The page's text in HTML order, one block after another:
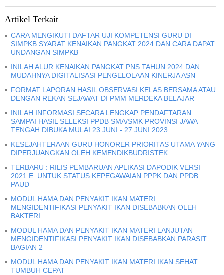
Artikel Terkait
CARA MENGIKUTI DAFTAR UJI KOMPETENSI GURU DI
SIMPKB SYARAT KENAIKAN PANGKAT 2024 DAN CARA DAPAT
UNDANGAN SIMPKB
INILAH ALUR KENAIKAN PANGKAT PNS TAHUN 2024 DAN
MUDAHNYA DIGITALISASI PENGELOLAAN KINERJA ASN
FORMAT LAPORAN HASIL OBSERVASI KELAS BERSAMA ATAU
DENGAN REKAN SEJAWAT DI PMM MERDEKA BELAJAR
INILAH INFORMASI SECARA LENGKAP PENDAFTARAN
SAMPAI HASIL SELEKSI PPDB SMA/SMK PROVINSI JAWA
TENGAH DIBUKA MULAI 23 JUNI - 27 JUNI 2023
KESEJAHTERAAN GURU HONORER PRIORITAS UTAMA YANG
DIPERJUANGKAN OLEH KEMENDIKBUDRISTEK
TERBARU : RILIS PEMBARUAN APLIKASI DAPODIK VERSI
2021.E. UNTUK STATUS KEPEGAWAIAN PPPK DAN PPDB
PAUD
MODUL HAMA DAN PENYAKIT IKAN MATERI
MENGIDENTIFIKASI PENYAKIT IKAN DISEBABKAN OLEH
BAKTERI
MODUL HAMA DAN PENYAKIT IKAN MATERI LANJUTAN
MENGIDENTIFIKASI PENYAKIT IKAN DISEBABKAN PARASIT
BAGIAN 2
MODUL HAMA DAN PENYAKIT IKAN MATERI IKAN SEHAT
TUMBUH CEPAT